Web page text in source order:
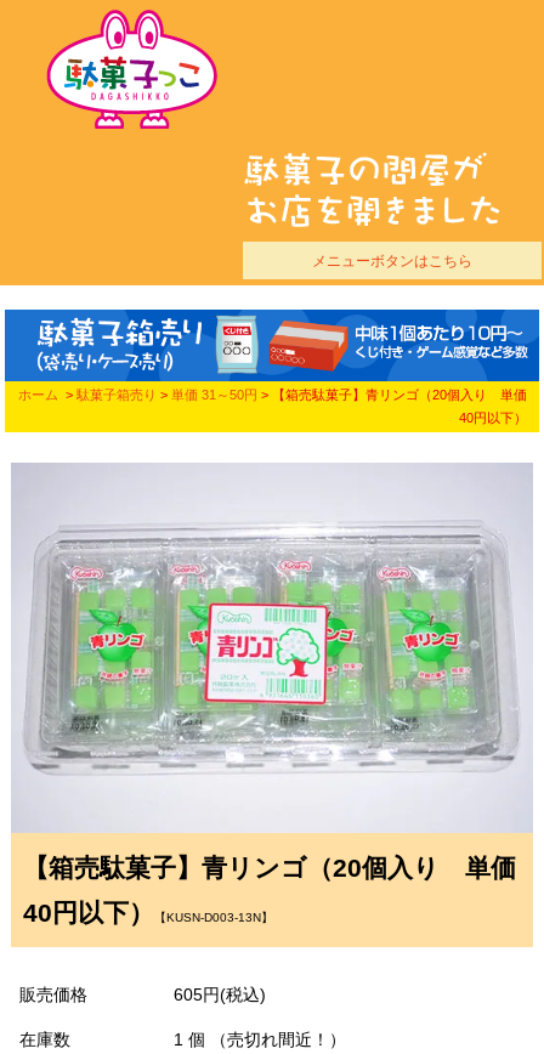
メニューボタンはこちら
ホーム > 駄菓子箱売り > 単価 31～50円 > 【箱売駄菓子】青リンゴ（20個入り 単価
40円以下）
【箱売駄菓子】青リンゴ（20個入り 単価
40円以下）
【KUSN-D003-13N】
販売価格 605円(税込)
在庫数 1 個 （売切れ間近！）